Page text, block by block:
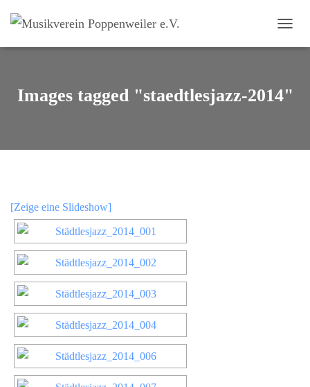
Images tagged "staedtlesjazz-2014"
[Zeige eine Slideshow]